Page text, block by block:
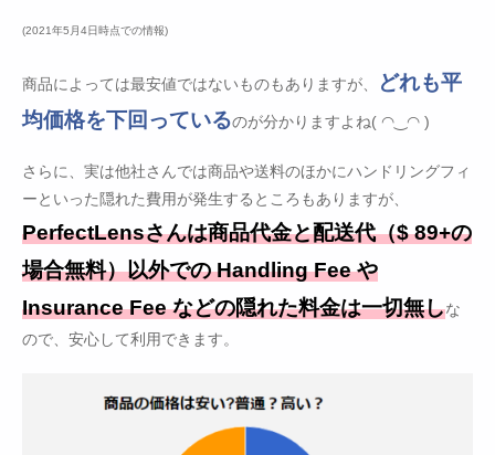
(2021年5月4日時点での情報)
商品によっては最安値ではないものもありますが、
どれも平
均価格を下回っているのが分かりますよね( ◠‿◠ )
さらに、実は他社さんでは商品や送料のほかにハンドリングフィ
ーといった隠れた費用が発生するところもありますが、
PerfectLensさんは商品代金と配送代（$ 89+の
場合無料）以外での Handling Fee や
Insurance Fee などの隠れた料金は一切無しな
ので、安心して利用できます。